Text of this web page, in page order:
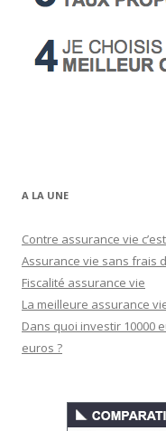
A LA UNE
Contre assurance vie
Assurance vie sans frais
Fiscalité assurance vie
La meilleure assurance
Dans quoi investir 10000
euros ?